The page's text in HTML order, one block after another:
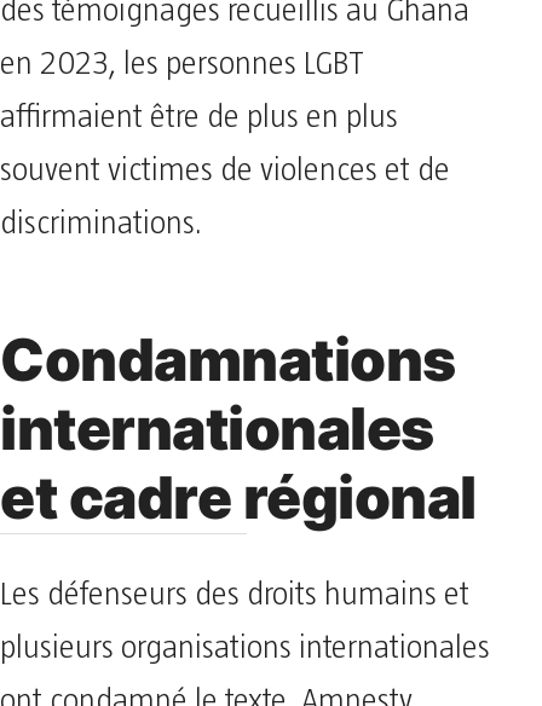
des témoignages recueillis au Ghana
en 2023, les personnes LGBT
affirmaient être de plus en plus
souvent victimes de violences et de
discriminations.
Condamnations
internationales
et cadre régional
Les défenseurs des droits humains et
plusieurs organisations internationales